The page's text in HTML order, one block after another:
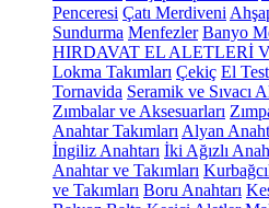
Penceresi Çatı Merdiveni
Sundurma Menfezler Banyo
HIRDAVAT EL ALETLERİ
Lokma Takımları Çekiç El
Tornavida Seramik ve Sıvacı
Zımbalar ve Aksesuarları
Anahtar Takımları Alyan
İngiliz Anahtarı İki Ağızlı
Anahtar ve Takımları
ve Takımları Boru Anahtarı